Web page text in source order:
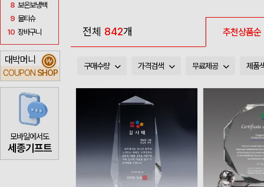
8 보온보냉백
9 물티슈
10 장바구니
대박머니
COUPON SHOP
₩
모바일에서도
세종기프트
전체 842개 추천상품순
구매수량 가격검색 무료제공 제품